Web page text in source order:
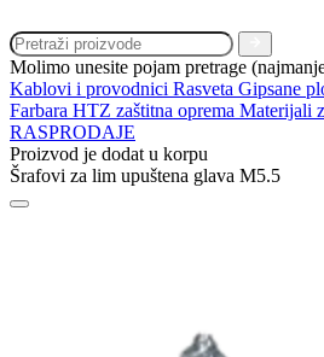
Molimo unesite pojam pretrage
Kablovi i provodnici Rasveta Gipsane
Farbara HTZ zaštitna oprema Materijali
RASPRODAJE
Proizvod je dodat u korpu
Šrafovi za lim upuštena glava M5.5